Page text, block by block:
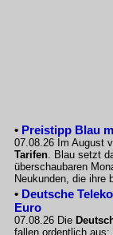
• Preistipp Blau
07.08.26 Im August
Tarifen. Blau setzt
überschaubaren
Neukunden, die ihre
• Deutsche
Euro
07.08.26 Die
fallen ordentlich